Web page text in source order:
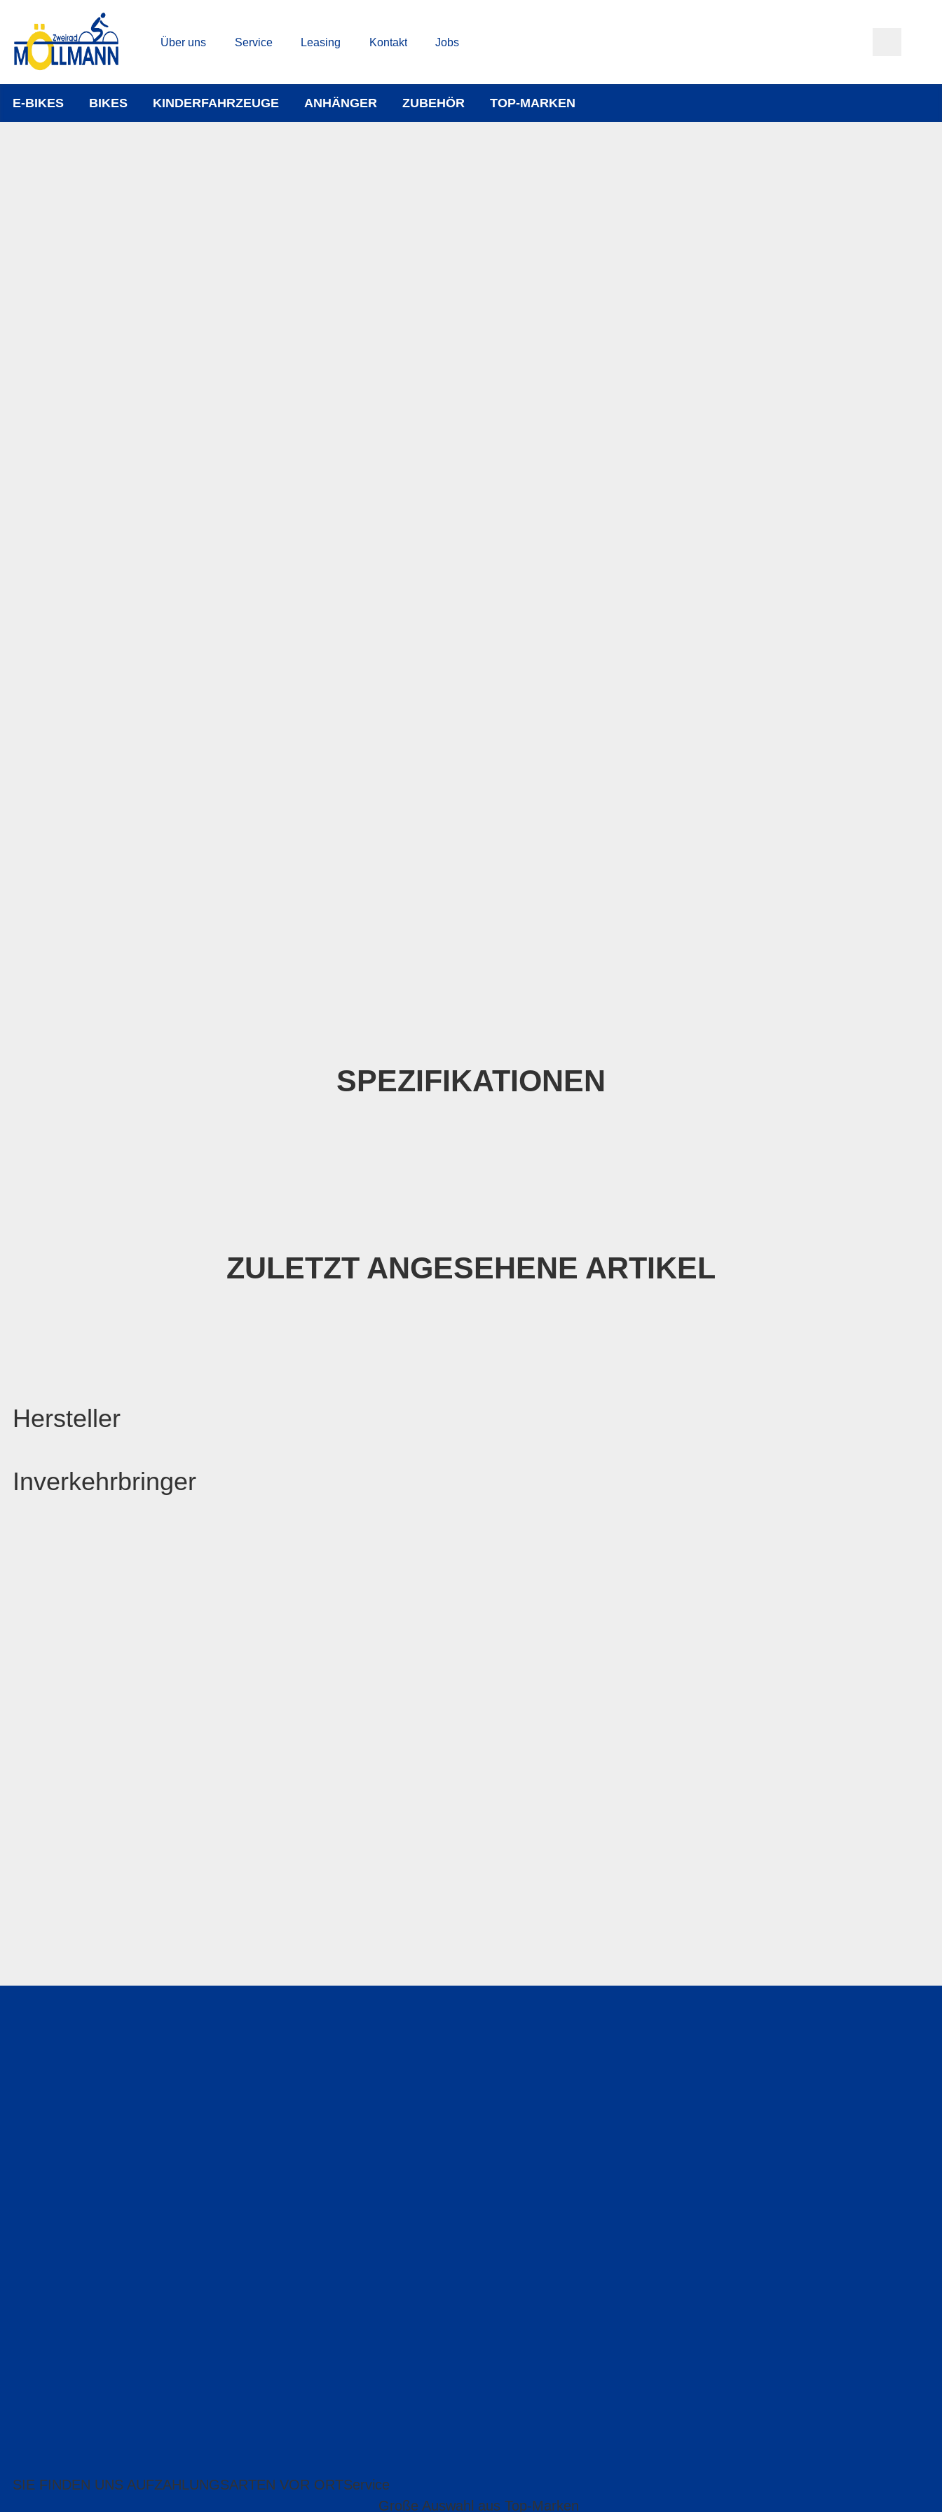
Über uns Service Leasing Kontakt Jobs
E-BIKES BIKES KINDERFAHRZEUGE ANHÄNGER ZUBEHÖR TOP-MARKEN
SPEZIFIKATIONEN
ZULETZT ANGESEHENE ARTIKEL
Hersteller
Inverkehrbringer
SIE FINDEN UNS AUFZAHLUNGSARTEN VOR ORTService
Große Auswahl aus Top-Marken